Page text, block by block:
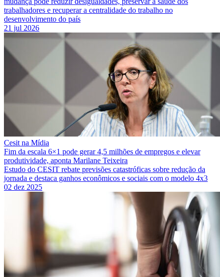
trabalhadores e recuperar a centralidade do trabalho no
desenvolvimento do país
21 jul 2026
Cesit na Mídia
Fim da escala 6×1 pode gerar 4,5 milhões de empregos e elevar
produtividade, aponta Marilane Teixeira
Estudo do CESIT rebate previsões catastróficas sobre redução da
jornada e destaca ganhos econômicos e sociais com o modelo 4x3
02 dez 2025